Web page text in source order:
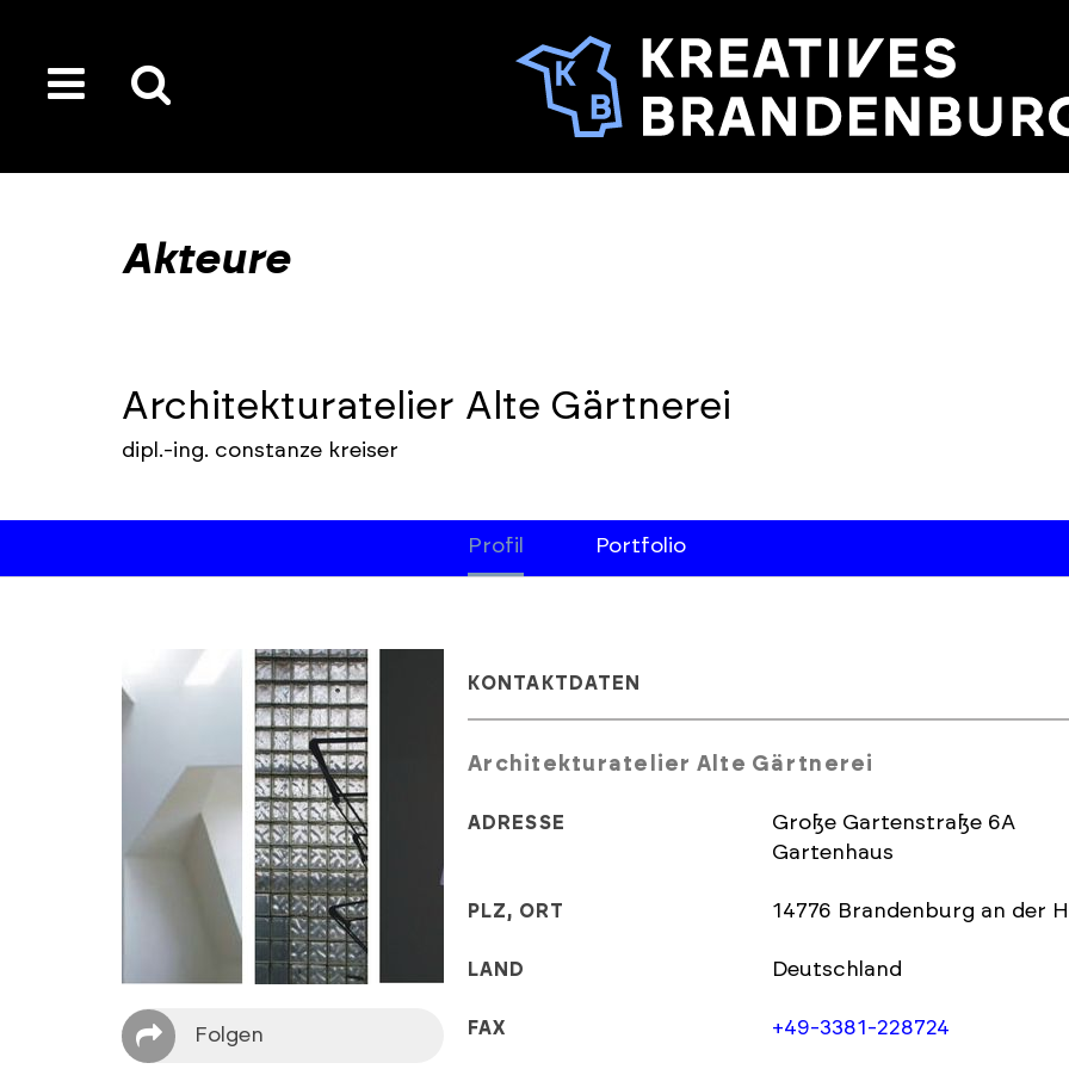
toggle
der
Seite
Akteure
Architekturatelier Alte Gärtnerei
dipl.-ing. constanze kreiser
Profil Portfolio
Folgen
KONTAKTDATEN
Architekturatelier Alte Gärtnerei
ADRESSE
Große Gartenstraße 6A
Gartenhaus
PLZ, ORT 14776 Brandenburg an der
LAND Deutschland
FAX +49-3381-228724